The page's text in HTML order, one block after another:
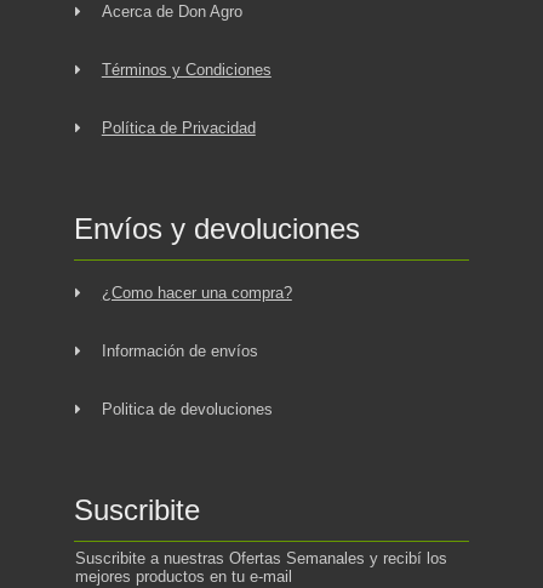
Acerca de Don Agro
Términos y Condiciones
Política de Privacidad
Envíos y devoluciones
¿Como hacer una compra?
Información de envíos
Politica de devoluciones
Suscribite
Suscribite a nuestras Ofertas Semanales y recibí los
mejores productos en tu e-mail